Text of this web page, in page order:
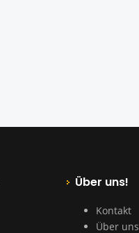
Über uns!
Kontakt
Über uns